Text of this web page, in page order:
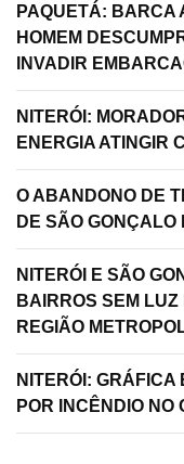
PAQUETÁ: BARCA
HOMEM
INVADIR
NITERÓI:
ENERGIA ATINGIR
O ABANDONO DE
DE SÃO
NITERÓI E SÃO
BAIRROS SEM
REGIÃO
NITERÓI:
POR INCÊNDIO